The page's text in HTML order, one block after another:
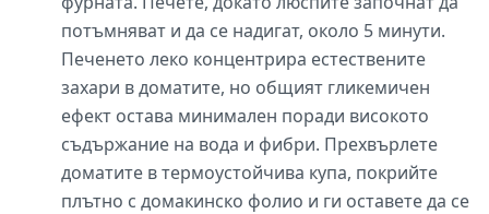
потъмняват и да се надигат, около 5 минути.
Печенето леко концентрира естествените
захари в доматите, но общият гликемичен
ефект остава минимален поради високото
съдържание на вода и фибри. Прехвърлете
доматите в термоустойчива купа, покрийте
плътно с домакинско фолио и ги оставете да се